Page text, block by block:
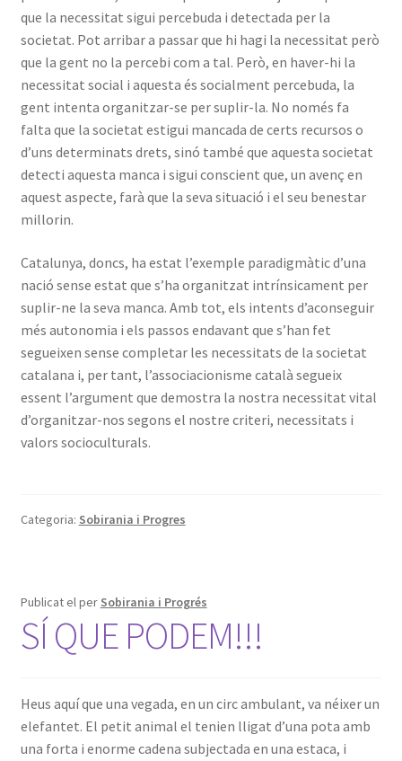
que la necessitat sigui percebuda i detectada per la
societat. Pot arribar a passar que hi hagi la necessitat però
que la gent no la percebi com a tal. Però, en haver-hi la
necessitat social i aquesta és socialment percebuda, la
gent intenta organitzar-se per suplir-la. No només fa
falta que la societat estigui mancada de certs recursos o
d’uns determinats drets, sinó també que aquesta societat
detecti aquesta manca i sigui conscient que, un avenç en
aquest aspecte, farà que la seva situació i el seu benestar
millorin.
Catalunya, doncs, ha estat l’exemple paradigmàtic d’una
nació sense estat que s’ha organitzat intrínsicament per
suplir-ne la seva manca. Amb tot, els intents d’aconseguir
més autonomia i els passos endavant que s’han fet
segueixen sense completar les necessitats de la societat
catalana i, per tant, l’associacionisme català segueix
essent l’argument que demostra la nostra necessitat vital
d’organitzar-nos segons el nostre criteri, necessitats i
valors socioculturals.
Categoria: Sobirania i Progres
Publicat elper Sobirania i Progrés
SÍ QUE PODEM!!!
Heus aquí que una vegada, en un circ ambulant, va néixer un
elefantet. El petit animal el tenien lligat d’una pota amb
una forta i enorme cadena subjectada en una estaca, i